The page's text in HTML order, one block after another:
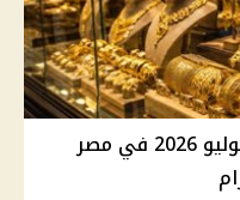
أسعار الذهب اليوم الاثنين 13 يوليو 2026 في مصر